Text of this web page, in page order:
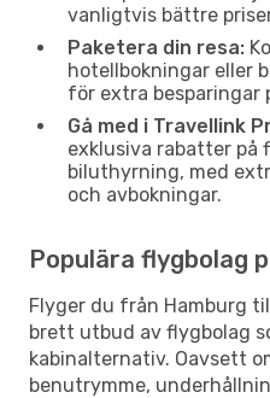
vanligtvis bättre
Paketera din resa:
hotellbokningar eller
för extra besparingar
Gå med i Travellink
exklusiva rabatter på
biluthyrning, med
och avbokningar.
Populära flygbolag
Flyger du från Hamburg
brett utbud av flygbolag
kabinalternativ. Oavsett
benutrymme,